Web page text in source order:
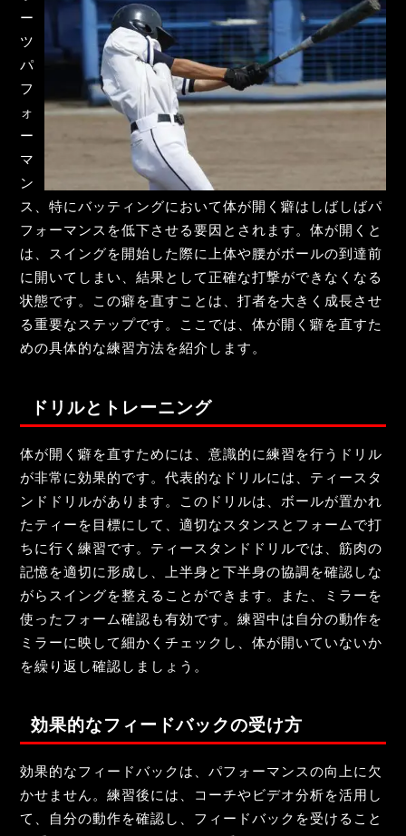
ー
ツ
パ
フ
ォ
ー
マ
ン
ス、特にバッティングにおいて体が開く癖はしばしばパ
フォーマンスを低下させる要因とされます。体が開くと
は、スイングを開始した際に上体や腰がボールの到達前
に開いてしまい、結果として正確な打撃ができなくなる
状態です。この癖を直すことは、打者を大きく成長させ
る重要なステップです。ここでは、体が開く癖を直すた
めの具体的な練習方法を紹介します。
ドリルとトレーニング
体が開く癖を直すためには、意識的に練習を行うドリル
が非常に効果的です。代表的なドリルには、ティースタ
ンドドリルがあります。このドリルは、ボールが置かれ
たティーを目標にして、適切なスタンスとフォームで打
ちに行く練習です。ティースタンドドリルでは、筋肉の
記憶を適切に形成し、上半身と下半身の協調を確認しな
がらスイングを整えることができます。また、ミラーを
使ったフォーム確認も有効です。練習中は自分の動作を
ミラーに映して細かくチェックし、体が開いていないか
を繰り返し確認しましょう。
効果的なフィードバックの受け方
効果的なフィードバックは、パフォーマンスの向上に欠
かせません。練習後には、コーチやビデオ分析を活用し
て、自分の動作を確認し、フィードバックを受けること